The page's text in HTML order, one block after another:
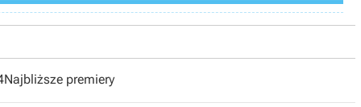
Najbliższe premiery